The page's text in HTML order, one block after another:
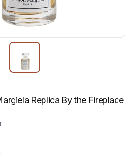
Replica By the Fireplace